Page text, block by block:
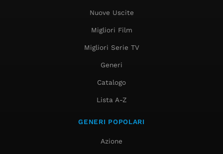
Nuove Uscite
Migliori Film
Migliori Serie TV
Generi
Catalogo
Lista A-Z
GENERI POPOLARI
Azione